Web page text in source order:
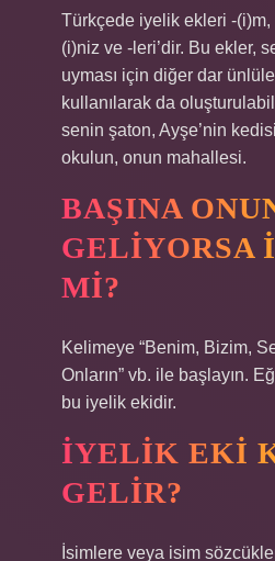
Türkçede iyelik ekleri -(i)m,
(i)niz ve -leri’dir. Bu ekler,
uyması için diğer dar
kullanılarak da
senin şaton, Ayşe’nin
okulun, onun mahallesi.
BAŞINA
GELIYORSA
MI?
Kelimeye “Benim, Bizim,
Onların” vb. ile başlayın.
bu iyelik ekidir.
İYELIK EKI
GELIR?
İsimlere veya isim